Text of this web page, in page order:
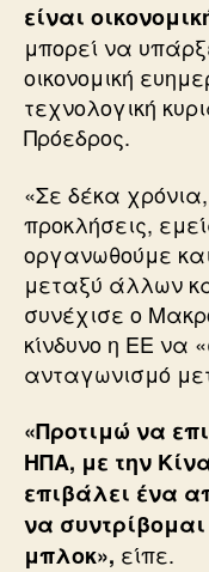
είναι
μπορεί να
οικονομική
τεχνολογική
Πρόεδρος.
«Σε δέκα
προκλήσεις,
οργανωθούμε
μεταξύ άλλων
συνέχισε ο
κίνδυνο η ΕΕ να
ανταγωνισμό
«Προτιμώ να
ΗΠΑ, με την
επιβάλει ένα
να
μπλοκ», είπε.